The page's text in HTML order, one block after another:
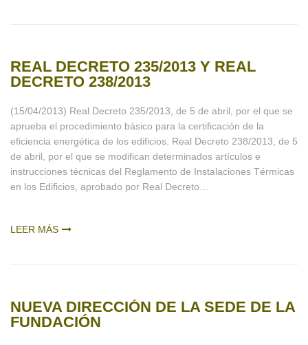
REAL DECRETO 235/2013 Y REAL
DECRETO 238/2013
(15/04/2013) Real Decreto 235/2013, de 5 de abril, por el que se
aprueba el procedimiento básico para la certificación de la
eficiencia energética de los edificios. Real Decreto 238/2013, de 5
de abril, por el que se modifican determinados artículos e
instrucciones técnicas del Reglamento de Instalaciones Térmicas
en los Edificios, aprobado por Real Decreto…
LEER MÁS
NUEVA DIRECCIÓN DE LA SEDE DE LA
FUNDACIÓN